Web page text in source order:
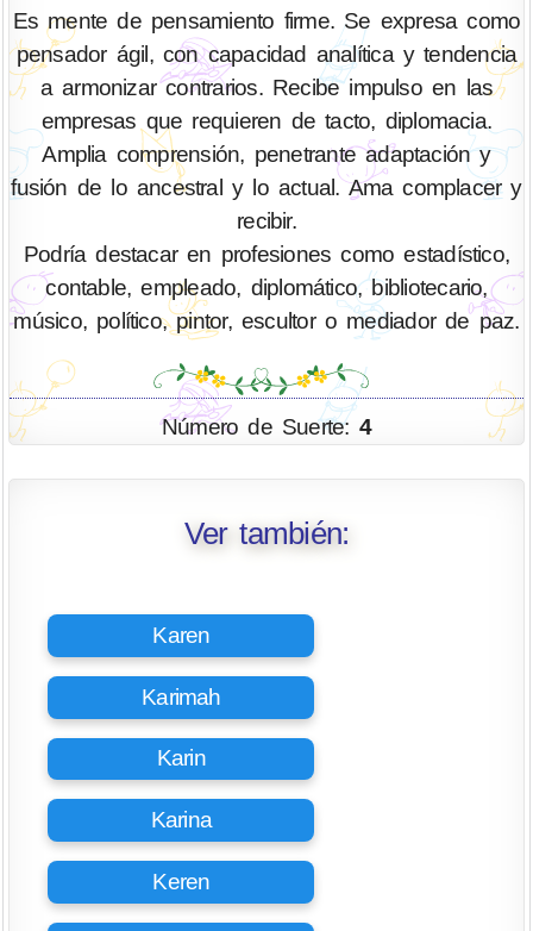
Es mente de pensamiento firme. Se expresa como
pensador ágil, con capacidad analítica y tendencia
a armonizar contrarios. Recibe impulso en las
empresas que requieren de tacto, diplomacia.
Amplia comprensión, penetrante adaptación y
fusión de lo ancestral y lo actual. Ama complacer y
recibir.
Podría destacar en profesiones como estadístico,
contable, empleado, diplomático, bibliotecario,
músico, político, pintor, escultor o mediador de paz.
Número de Suerte: 4
Ver también:
Karen
Karimah
Karin
Karina
Keren